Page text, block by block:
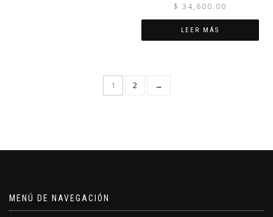
$ 34,600.00
LEER MÁS
1 2 →
MENÚ DE NAVEGACIÓN